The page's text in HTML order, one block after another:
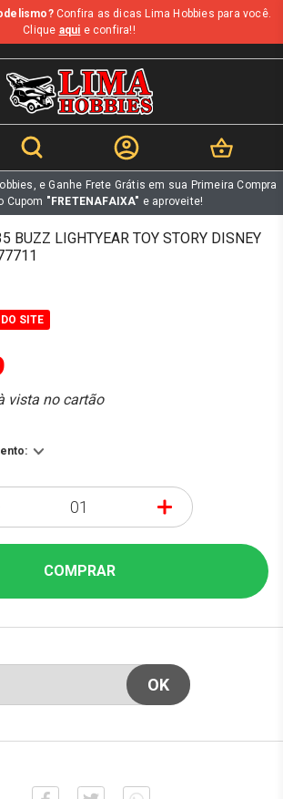
Confira as dicas Lima Hobbies para você.
Clique aqui e confira!!
e Ganhe Frete Grátis em sua Primeira Compra
Cupom "FRETENAFAIXA" e aproveite!
BUZZ LIGHTYEAR TOY STORY DISNEY
SITE
vista no cartão
+
COMPRAR